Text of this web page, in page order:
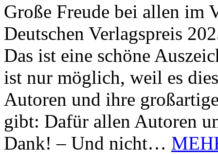
Große Freude bei allen im
Deutschen Verlagspreis
Das ist eine schöne
ist nur möglich, weil es
Autoren und ihre
gibt: Dafür allen Autoren
Dank! – Und nicht…